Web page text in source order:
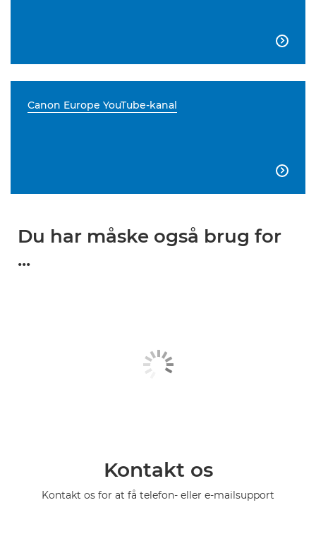

Canon Europe YouTube-kanal

Du har måske også brug for
...
Kontakt os
Kontakt os for at få telefon- eller e-mailsupport